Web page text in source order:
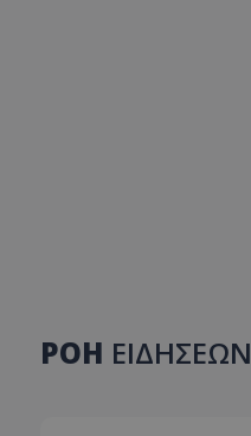
ΡΟΗ ΕΙΔΗΣΕΩΝ